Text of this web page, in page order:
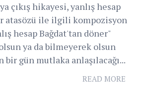
çıkış hikayesi, yanlış hesap
atasözü ile ilgili kompozisyon
Bağdat'tan döner"
ya da bilmeyerek olsun
bir gün mutlaka anlaşılacağı...
READ MORE